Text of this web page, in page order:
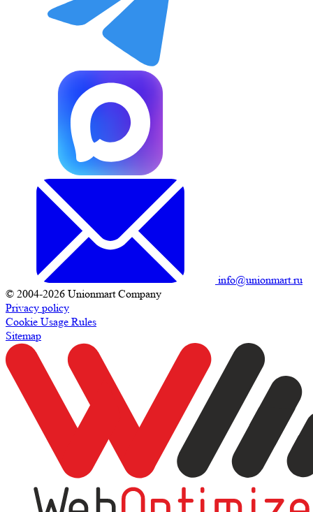
info@unionmart.ru
© 2004-2026 Unionmart Company
Privacy policy
Cookie Usage Rules
Sitemap